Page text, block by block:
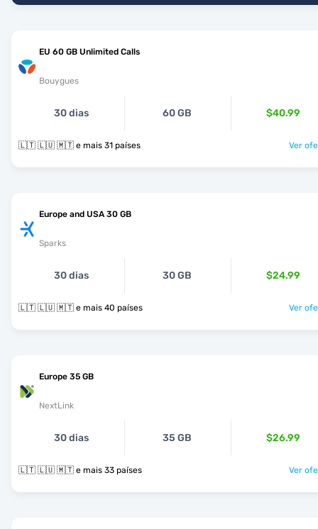
EU 60 GB Unlimited Calls
Bouygues
30 dias 60 GB $40.99
🇱🇹 🇱🇺 🇲🇹 e mais 31 países Ver
Europe and USA 30 GB
Sparks
30 dias 30 GB $24.99
🇱🇹 🇱🇺 🇲🇹 e mais 40 países Ver
Europe 35 GB
NextLink
30 dias 35 GB $26.99
🇱🇹 🇱🇺 🇲🇹 e mais 33 países Ver